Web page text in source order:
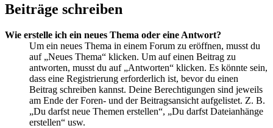
Beiträge schreiben
Wie erstelle ich ein neues Thema oder eine Antwort?
Um ein neues Thema in einem Forum zu eröffnen, musst du
auf „Neues Thema“ klicken. Um auf einen Beitrag zu
antworten, musst du auf „Antworten“ klicken. Es könnte sein,
dass eine Registrierung erforderlich ist, bevor du einen
Beitrag schreiben kannst. Deine Berechtigungen sind jeweils
am Ende der Foren- und der Beitragsansicht aufgelistet. Z. B.
„Du darfst neue Themen erstellen“, „Du darfst Dateianhänge
erstellen“ usw.